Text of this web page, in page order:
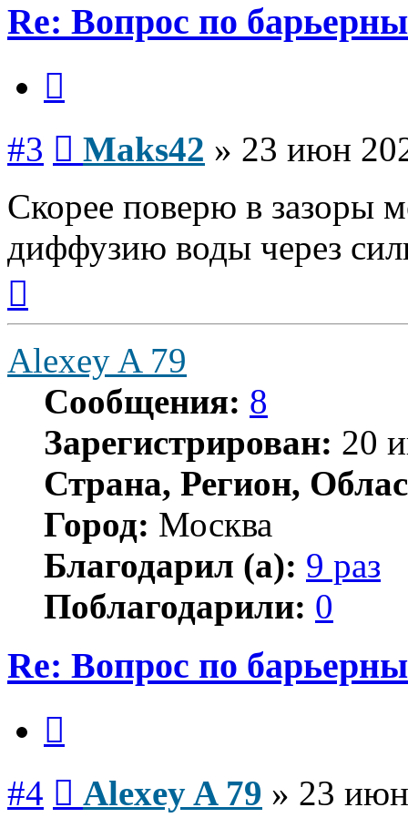
Re: Вопрос по
#3 Maks42 » 23 июн
Скорее поверю в зазоры
диффузию воды через
началу
Alexey A 79
Сообщения: 8
Зарегистрирован: 20
Страна, Регион,
Город: Москва
Благодарил (а): 9 раз
Поблагодарили: 0
Re: Вопрос по
#4 Alexey A 79 » 23